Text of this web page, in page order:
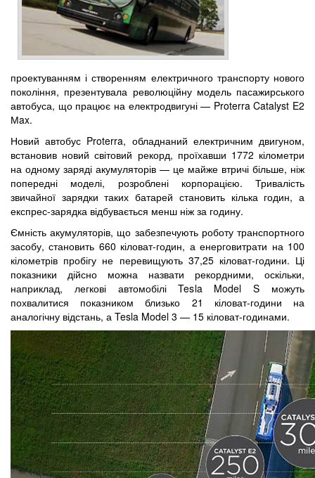
проектуванням і створенням електричного транспорту нового
покоління, презентувала революційну модель пасажирського
автобуса, що працює на електродвигуні — Proterra Catalyst E2
Мax.
Новий автобус Proterra, обладнаний електричним двигуном,
встановив новий світовий рекорд, проїхавши 1772 кілометри
на одному заряді акумуляторів — це майже втричі більше, ніж
попередні моделі, розроблені корпорацією. Тривалість
звичайної зарядки таких батарей становить кілька годин, а
експрес-зарядка відбувається менш ніж за годину.
Ємність акумуляторів, що забезпечують роботу транспортного
засобу, становить 660 кіловат-годин, а енерговитрати на 100
кілометрів пробігу не перевищують 37,25 кіловат-години. Ці
показники дійсно можна назвати рекордними, оскільки,
наприклад, легкові автомобілі Tesla Model S можуть
похвалитися показником близько 21 кіловат-години на
аналогічну відстань, а Tesla Model 3 — 15 кіловат-годинами.